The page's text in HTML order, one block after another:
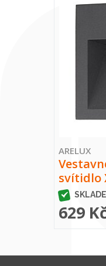
ARELUX
svítidlo
629